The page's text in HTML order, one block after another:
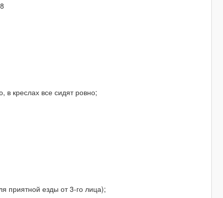
в креслах все сидят ровно;
приятной езды от 3-го лица);